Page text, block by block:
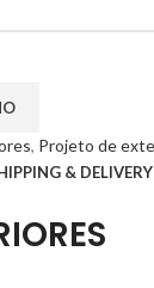
, Projeto de
& DELIVERY